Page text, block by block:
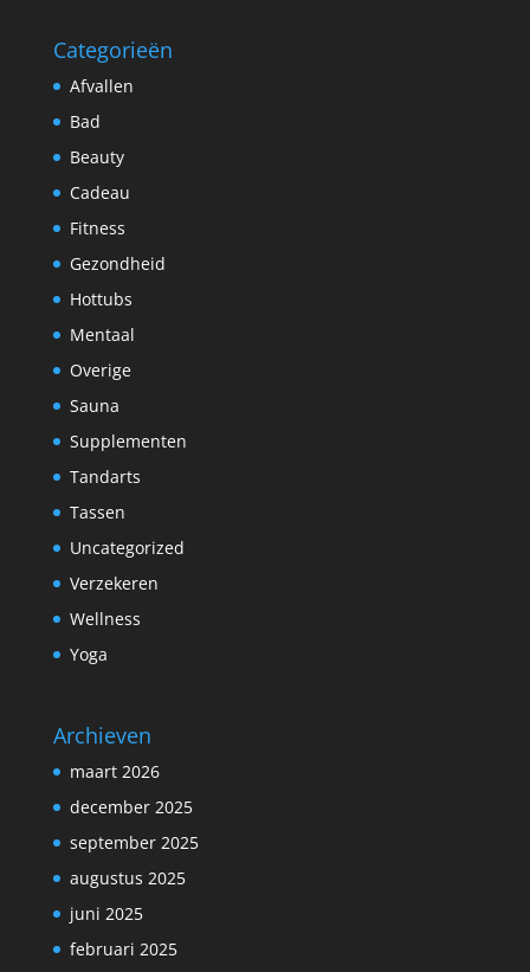
Categorieën
Afvallen
Bad
Beauty
Cadeau
Fitness
Gezondheid
Hottubs
Mentaal
Overige
Sauna
Supplementen
Tandarts
Tassen
Uncategorized
Verzekeren
Wellness
Yoga
Archieven
maart 2026
december 2025
september 2025
augustus 2025
juni 2025
februari 2025